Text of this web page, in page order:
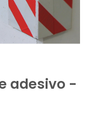
adesivo -